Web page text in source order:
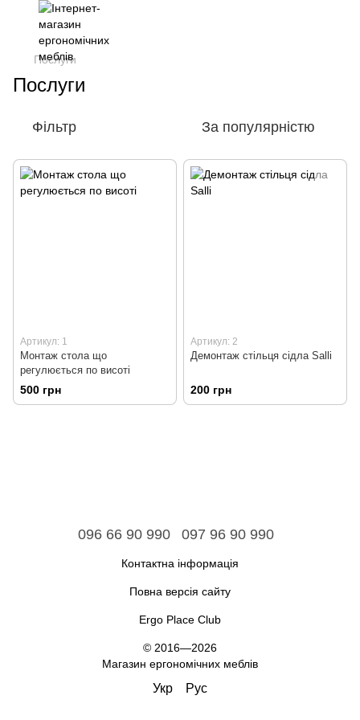
Послуги
Послуги
Фільтр За популярністю
Артикул: 1
Монтаж стола що
регулюється по висоті
500 грн
Артикул: 2
Демонтаж стільця сідла Salli
200 грн
096 66 90 990 097 96 90 990
Контактна інформація
Повна версія сайту
Ergo Place Club
© 2016—2026
Магазин ергономічних меблів
Укр Рус